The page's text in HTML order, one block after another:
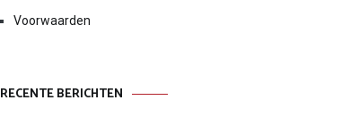
Voorwaarden
RECENTE BERICHTEN